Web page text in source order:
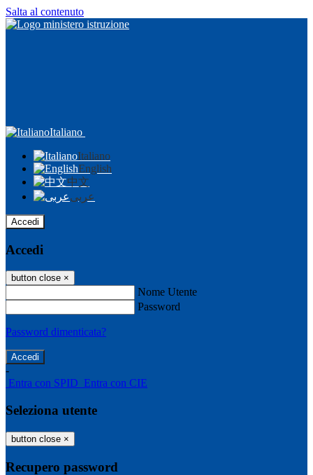
Salta al contenuto
Italiano
Italiano
English
中文
عربى
Accedi
Accedi
button close ×
Nome Utente
Password
Password dimenticata?
-
Entra con SPID Entra con CIE
Seleziona utente
button close ×
Recupero password